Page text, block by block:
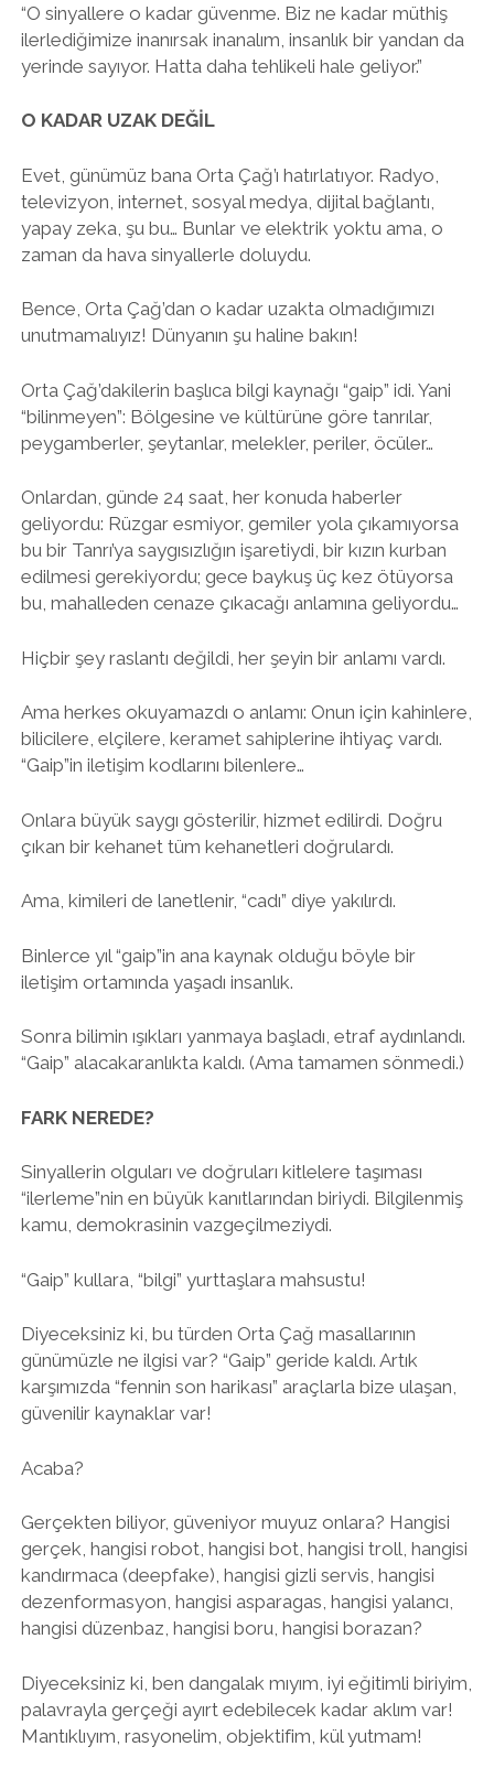
“O sinyallere o kadar güvenme. Biz ne kadar müthiş
ilerlediğimize inanırsak inanalım, insanlık bir yandan da
yerinde sayıyor. Hatta daha tehlikeli hale geliyor.”
O KADAR UZAK DEĞİL
Evet, günümüz bana Orta Çağ’ı hatırlatıyor. Radyo,
televizyon, internet, sosyal medya, dijital bağlantı,
yapay zeka, şu bu… Bunlar ve elektrik yoktu ama, o
zaman da hava sinyallerle doluydu.
Bence, Orta Çağ’dan o kadar uzakta olmadığımızı
unutmamalıyız! Dünyanın şu haline bakın!
Orta Çağ’dakilerin başlıca bilgi kaynağı “gaip” idi. Yani
“bilinmeyen”: Bölgesine ve kültürüne göre tanrılar,
peygamberler, şeytanlar, melekler, periler, öcüler…
Onlardan, günde 24 saat, her konuda haberler
geliyordu: Rüzgar esmiyor, gemiler yola çıkamıyorsa
bu bir Tanrı’ya saygısızlığın işaretiydi, bir kızın kurban
edilmesi gerekiyordu; gece baykuş üç kez ötüyorsa
bu, mahalleden cenaze çıkacağı anlamına geliyordu…
Hiçbir şey raslantı değildi, her şeyin bir anlamı vardı.
Ama herkes okuyamazdı o anlamı: Onun için kahinlere,
bilicilere, elçilere, keramet sahiplerine ihtiyaç vardı.
“Gaip”in iletişim kodlarını bilenlere…
Onlara büyük saygı gösterilir, hizmet edilirdi. Doğru
çıkan bir kehanet tüm kehanetleri doğrulardı.
Ama, kimileri de lanetlenir, “cadı” diye yakılırdı.
Binlerce yıl “gaip”in ana kaynak olduğu böyle bir
iletişim ortamında yaşadı insanlık.
Sonra bilimin ışıkları yanmaya başladı, etraf aydınlandı.
“Gaip” alacakaranlıkta kaldı. (Ama tamamen sönmedi.)
FARK NEREDE?
Sinyallerin olguları ve doğruları kitlelere taşıması
“ilerleme”nin en büyük kanıtlarından biriydi. Bilgilenmiş
kamu, demokrasinin vazgeçilmeziydi.
“Gaip” kullara, “bilgi” yurttaşlara mahsustu!
Diyeceksiniz ki, bu türden Orta Çağ masallarının
günümüzle ne ilgisi var? “Gaip” geride kaldı. Artık
karşımızda “fennin son harikası” araçlarla bize ulaşan,
güvenilir kaynaklar var!
Acaba?
Gerçekten biliyor, güveniyor muyuz onlara? Hangisi
gerçek, hangisi robot, hangisi bot, hangisi troll, hangisi
kandırmaca (deepfake), hangisi gizli servis, hangisi
dezenformasyon, hangisi asparagas, hangisi yalancı,
hangisi düzenbaz, hangisi boru, hangisi borazan?
Diyeceksiniz ki, ben dangalak mıyım, iyi eğitimli biriyim,
palavrayla gerçeği ayırt edebilecek kadar aklım var!
Mantıklıyım, rasyonelim, objektifim, kül yutmam!